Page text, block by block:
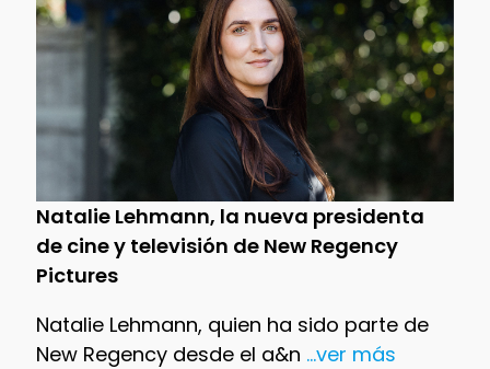
Natalie Lehmann, la nueva presidenta
de cine y televisión de New Regency
Pictures
Natalie Lehmann, quien ha sido parte de
New Regency desde el a&n ...ver más